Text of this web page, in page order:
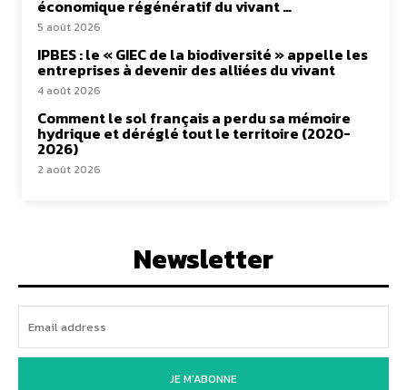
économique régénératif du vivant …
5 août 2026
IPBES : le « GIEC de la biodiversité » appelle les
entreprises à devenir des alliées du vivant
4 août 2026
Comment le sol français a perdu sa mémoire
hydrique et déréglé tout le territoire (2020-
2026)
2 août 2026
Newsletter
JE M'ABONNE